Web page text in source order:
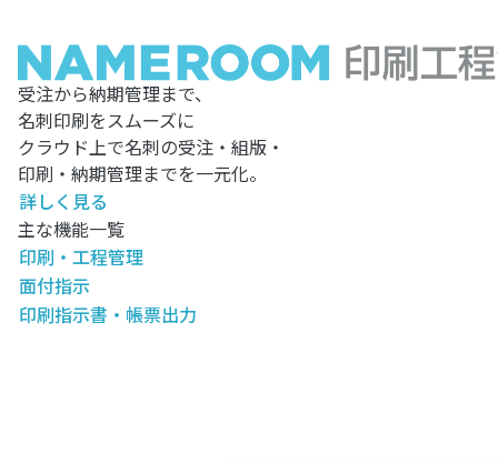
受注から納期管理まで、
名刺印刷をスムーズに
クラウド上で名刺の受注・組版・
印刷・納期管理までを一元化。
詳しく見る
主な機能一覧
印刷・工程管理
面付指示
印刷指示書・帳票出力